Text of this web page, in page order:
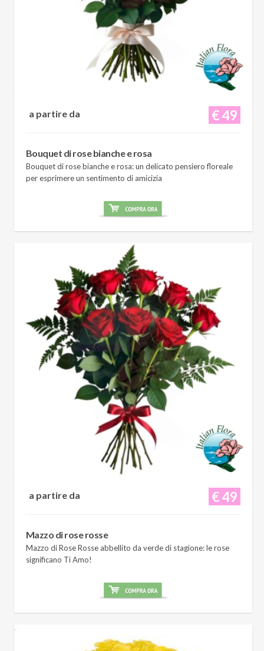
€ 49
a partire da
Bouquet di rose bianche e rosa
Bouquet di rose bianche e rosa: un delicato pensiero floreale
per esprimere un sentimento di amicizia
€ 49
a partire da
Mazzo di rose rosse
Mazzo di Rose Rosse abbellito da verde di stagione: le rose
significano Ti Amo!